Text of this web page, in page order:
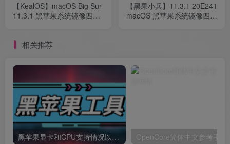
【KealOS】macOS Big Sur
11.3.1 黑苹果系统镜像四叶
【黑果小兵】11.3.1 20E241
macOS 黑苹果系统镜像四叶
相关推荐
黑苹果显卡和CPU支持情况以及购买硬件防踩坑指南 OpenCore简体中文参考手册